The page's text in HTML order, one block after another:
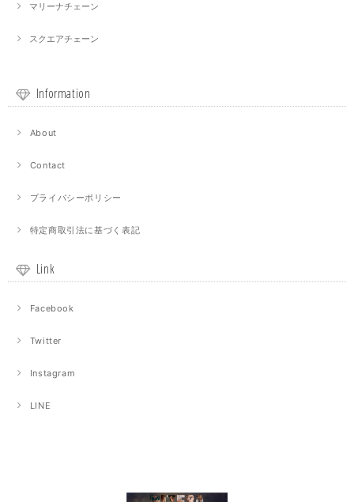
マリーナチェーン
スクエアチェーン
Information
About
Contact
プライバシーポリシー
特定商取引法に基づく表記
Link
Facebook
Twitter
Instagram
LINE